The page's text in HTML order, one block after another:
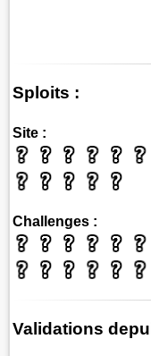
Sploits :
Site :
Challenges :
Validations